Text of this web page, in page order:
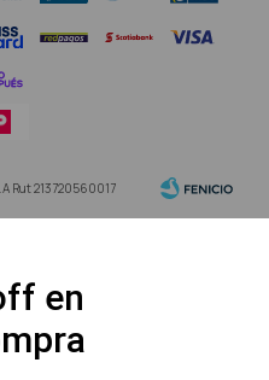
Rut 213720560017
en